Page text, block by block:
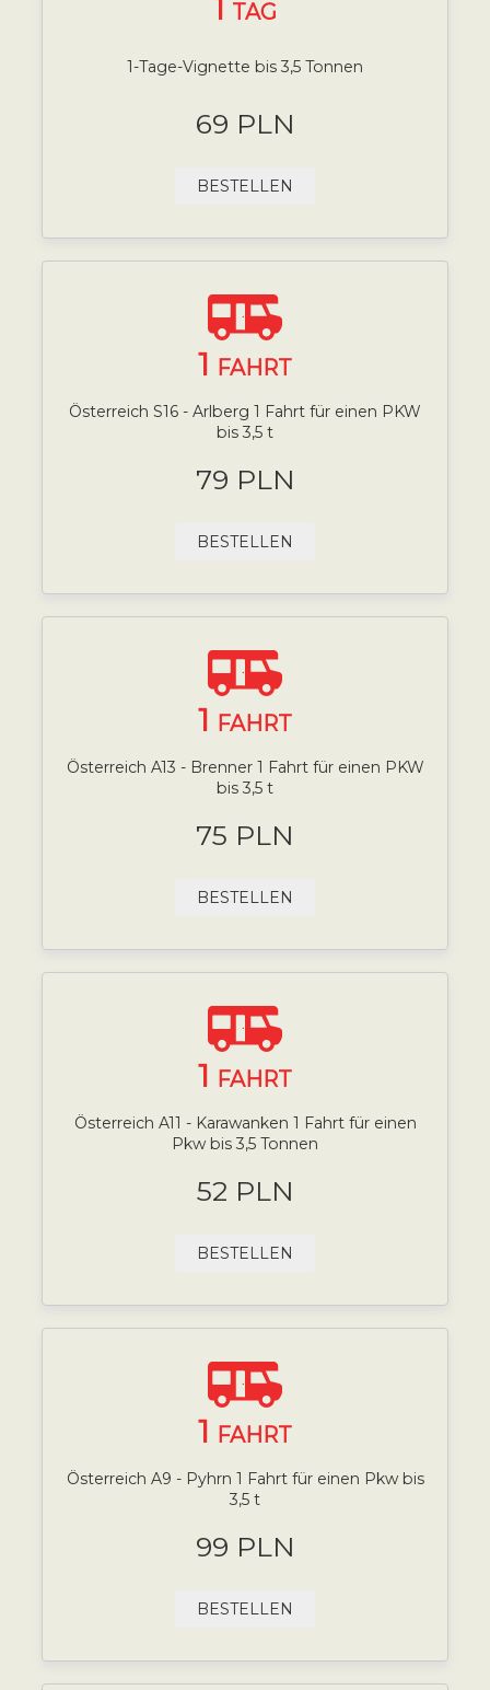
1 TAG
1-Tage-Vignette bis 3,5 Tonnen
69 PLN
BESTELLEN
1 FAHRT
Österreich S16 - Arlberg 1 Fahrt für einen PKW
bis 3,5 t
79 PLN
BESTELLEN
1 FAHRT
Österreich A13 - Brenner 1 Fahrt für einen PKW
bis 3,5 t
75 PLN
BESTELLEN
1 FAHRT
Österreich A11 - Karawanken 1 Fahrt für einen
Pkw bis 3,5 Tonnen
52 PLN
BESTELLEN
1 FAHRT
Österreich A9 - Pyhrn 1 Fahrt für einen Pkw bis
3,5 t
99 PLN
BESTELLEN